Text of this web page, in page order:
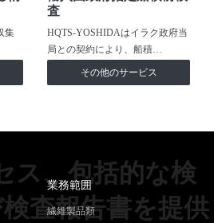
集
査
HQTS-YOSHIDAはイラク政府当
局との契約により、船積…
その他のサービス
ス、包括的な検
査報告書を提供
業務範囲
繊維製品類